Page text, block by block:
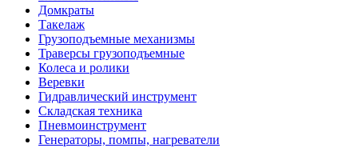
Домкраты
Такелаж
Грузоподъемные механизмы
Траверсы грузоподъемные
Колеса и ролики
Веревки
Гидравлический инструмент
Складская техника
Пневмоинструмент
Генераторы, помпы, нагреватели